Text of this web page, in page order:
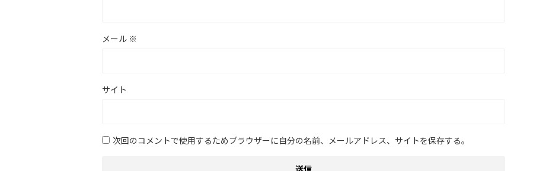
メール ※
サイト
次回のコメントで使用するためブラウザーに自分の名前、メールアドレス、サイトを保存する。